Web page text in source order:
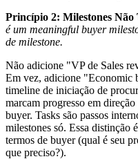
Princípio 2: Milestones Não
é um meaningful buyer
de milestone.
Não adicione "VP de Sales
Em vez, adicione "Economic
timeline de iniciação de
marcam progresso em
buyer. Tasks são passos
milestones só. Essa distinção
termos de buyer (qual é seu
que preciso?).